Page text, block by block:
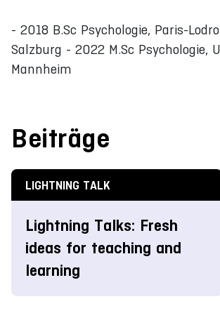
- 2018 B.Sc Psychologie, Paris-
Salzburg - 2022 M.Sc Psychologie,
Mannheim
Beiträge
LIGHTNING TALK
Lightning Talks: Fresh
ideas for teaching and
learning